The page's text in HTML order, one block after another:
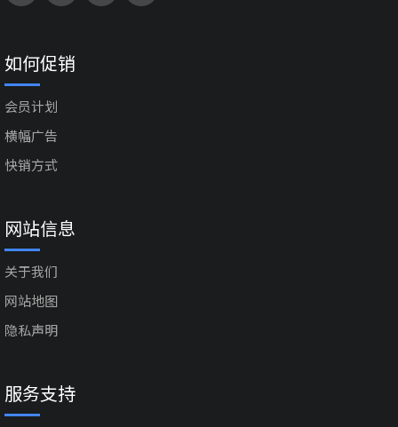
如何促销
会员计划
横幅广告
快销方式
网站信息
关于我们
网站地图
隐私声明
服务支持